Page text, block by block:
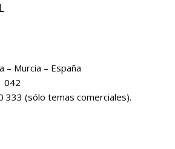
– Murcia – España
042
333 (sólo temas comerciales).